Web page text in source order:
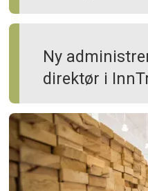
Ny
direktør i